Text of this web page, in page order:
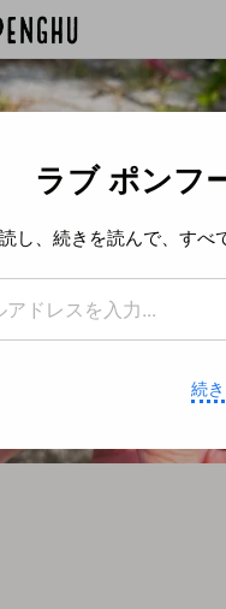
ラブ ポンフ
し、続きを読んで、す
続